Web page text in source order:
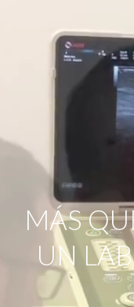
MÁS
UN